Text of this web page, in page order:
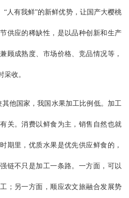
“人有我鲜”的新鲜优势，让国产大樱桃
供应的稀缺性，是以品种创新和生产
顾成熟度、市场价格、竞品情况等，
收。
他国家，我国水果加工比例低。加工
关。消费以鲜食为主，销售自然也就
期里，优质水果是优先供应鲜食的，
链不只是加工一条路。一方面，可以
；另一方面，顺应农文旅融合发展势